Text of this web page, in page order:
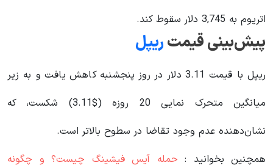
اتریوم به 3,745 دلار سقوط کند.
پیش‌بینی قیمتریپل
ریپل با قیمت 3.11 دلار در روز پنجشنبه کاهش یافت و به زیر
میانگین متحرک نمایی 20 روزه ($3.11) شکست، که
نشان‌دهنده عدم وجود تقاضا در سطوح بالاتر است.
همچنین بخوانید : حمله آیس فیشینگ چیست؟ و چگونه